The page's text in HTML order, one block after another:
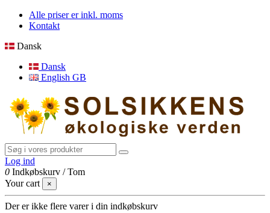
Alle priser er inkl. moms
Kontakt
Dansk
Dansk
English GB
Log ind
0 Indkøbskurv /Tom
Your cart
×
Der er ikke flere varer i din indkøbskurv